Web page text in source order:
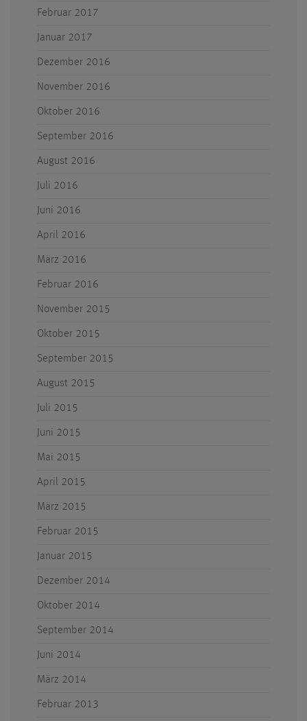
Februar 2017
Januar 2017
Dezember 2016
November 2016
Oktober 2016
September 2016
August 2016
Juli 2016
Juni 2016
April 2016
März 2016
Februar 2016
November 2015
Oktober 2015
September 2015
August 2015
Juli 2015
Juni 2015
Mai 2015
April 2015
März 2015
Februar 2015
Januar 2015
Dezember 2014
Oktober 2014
September 2014
Juni 2014
März 2014
Februar 2013